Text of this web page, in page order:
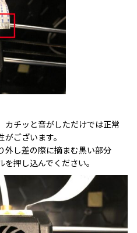
カチッと音がしただけでは正常
ございます。
外し差の際に摘まむ黒い部分
押し込んでください。